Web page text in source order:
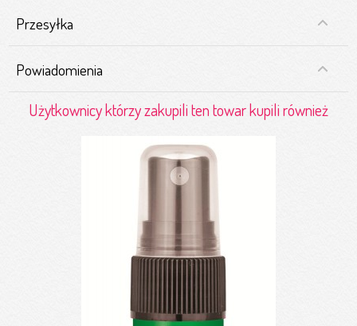
Przesyłka
Powiadomienia
Użytkownicy którzy zakupili ten towar kupili również